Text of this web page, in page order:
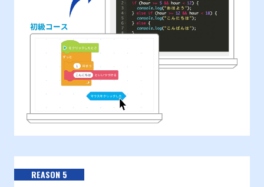
REASON 5